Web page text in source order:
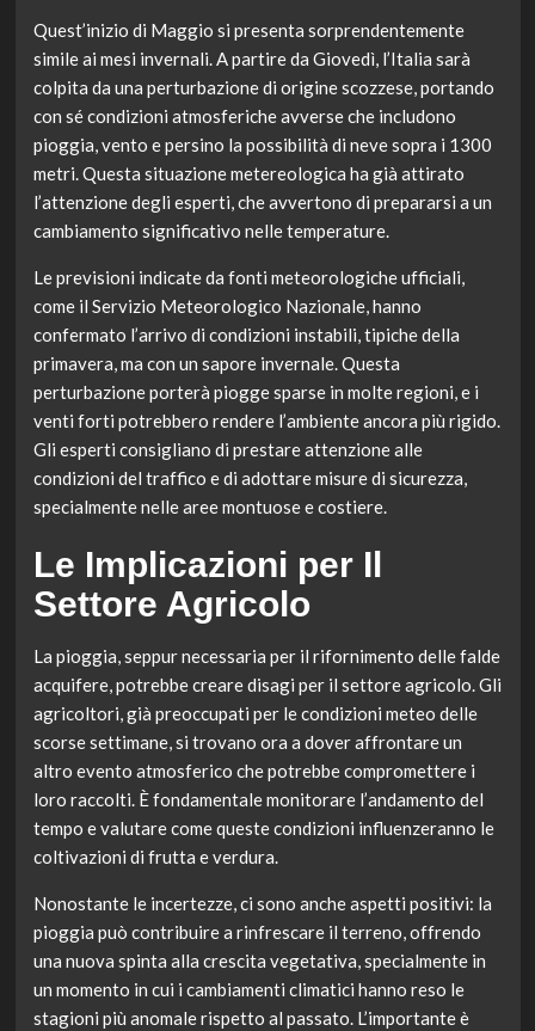
Quest’inizio di Maggio si presenta sorprendentemente
simile ai mesi invernali. A partire da Giovedì, l’Italia sarà
colpita da una perturbazione di origine scozzese, portando
con sé condizioni atmosferiche avverse che includono
pioggia, vento e persino la possibilità di neve sopra i 1300
metri. Questa situazione metereologica ha già attirato
l’attenzione degli esperti, che avvertono di prepararsi a un
cambiamento significativo nelle temperature.
Le previsioni indicate da fonti meteorologiche ufficiali,
come il Servizio Meteorologico Nazionale, hanno
confermato l’arrivo di condizioni instabili, tipiche della
primavera, ma con un sapore invernale. Questa
perturbazione porterà piogge sparse in molte regioni, e i
venti forti potrebbero rendere l’ambiente ancora più rigido.
Gli esperti consigliano di prestare attenzione alle
condizioni del traffico e di adottare misure di sicurezza,
specialmente nelle aree montuose e costiere.
Le Implicazioni per Il
Settore Agricolo
La pioggia, seppur necessaria per il rifornimento delle falde
acquifere, potrebbe creare disagi per il settore agricolo. Gli
agricoltori, già preoccupati per le condizioni meteo delle
scorse settimane, si trovano ora a dover affrontare un
altro evento atmosferico che potrebbe compromettere i
loro raccolti. È fondamentale monitorare l’andamento del
tempo e valutare come queste condizioni influenzeranno le
coltivazioni di frutta e verdura.
Nonostante le incertezze, ci sono anche aspetti positivi: la
pioggia può contribuire a rinfrescare il terreno, offrendo
una nuova spinta alla crescita vegetativa, specialmente in
un momento in cui i cambiamenti climatici hanno reso le
stagioni più anomale rispetto al passato. L’importante è